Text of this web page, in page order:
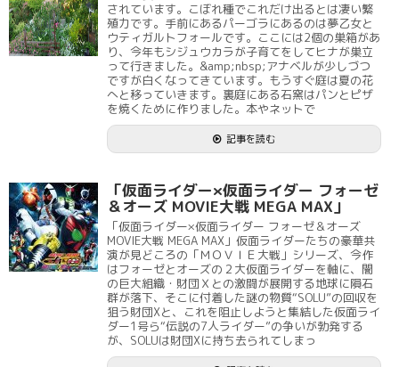
されています。こぼれ種でこれだけ出るとは凄い繁
殖力です。手前にあるパーゴラにあるのは夢乙女と
ウティガルトフォールです。ここには2個の巣箱があ
り、今年もシジュウカラが子育てをしてヒナが巣立
って行きました。&amp;nbsp;アナベルが少しづつ
ですが白くなってきています。もうすぐ庭は夏の花
へと移っていきます。裏庭にある石窯はパンとピザ
を焼くために作りました。本やネットで
記事を読む
「仮面ライダー×仮面ライダー フォーゼ
＆オーズ MOVIE大戦 MEGA MAX」
「仮面ライダー×仮面ライダー フォーゼ＆オーズ
MOVIE大戦 MEGA MAX」仮面ライダーたちの豪華共
演が見どころの「ＭＯＶＩＥ大戦」シリーズ、今作
はフォーゼとオーズの２大仮面ライダーを軸に、闇
の巨大組織・財団Ｘとの激闘が展開する地球に隕石
群が落下、そこに付着した謎の物質“SOLU”の回収を
狙う財団Xと、これを阻止しようと集結した仮面ライ
ダー1号ら“伝説の7人ライダー”の争いが勃発する
が、SOLUは財団Xに持ち去られてしまっ